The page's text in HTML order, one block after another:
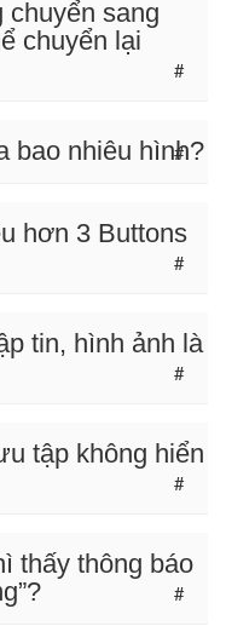
chuyển sang
chuyển lại
#
bao nhiêu hình?
#
hơn 3 Buttons
#
tin, hình ảnh là
#
tập không hiển
#
thấy thông báo
#